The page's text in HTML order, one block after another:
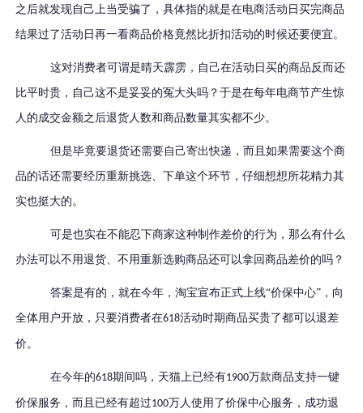
之后就发现自己上当受骗了，具体指的就是在电商活动日买完商品
结果过了活动日再一看商品价格竟然比折扣活动的时候还要便宜。
这对消费者可谓是晴天霹雳，自己在活动日买的商品反而还
比平时贵，自己这不是妥妥的冤大头吗？于是在每年电商节产生惊
人的成交金额之后退货人数和商品数量其实都不少。
但是毕竟要退货还需要自己寄出快递，而且如果需要这个商
品的话还需要经历重新挑选、下单这个环节，仔细想想所花精力其
实也挺大的。
可是也实在不能忍下商家这种制作差价的行为，那么有什么
办法可以不用退货、不用重新选购商品还可以拿回商品差价的吗？
答案是有的，就在今年，淘宝宣布正式上线“价保中心”，向
全体用户开放，只要消费者在618活动时期商品买贵了都可以退差
价。
在今年的618期间吗，天猫上已经有1900万款商品支持一键
价保服务，而且已经有超过100万人使用了价保中心服务，成功退